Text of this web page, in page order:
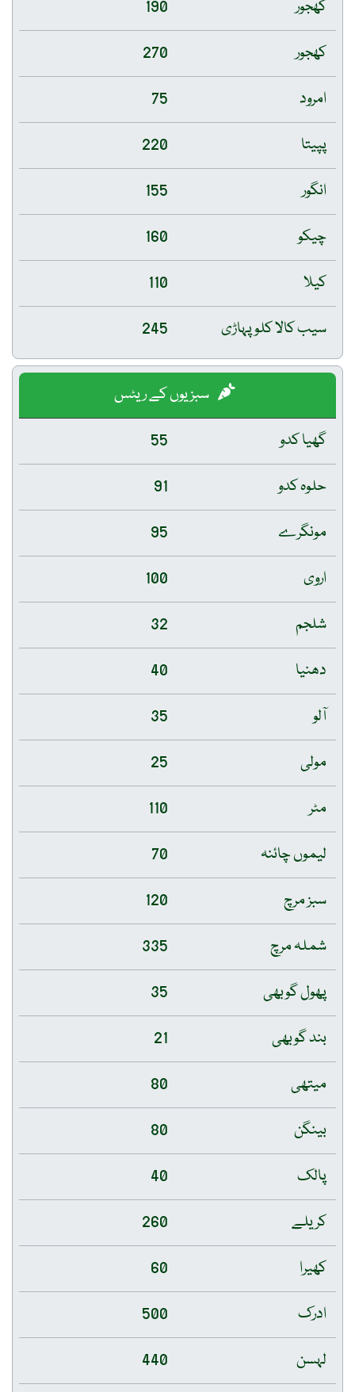
کھجور
190
کھجور
270
امرود
75
پپیتا
220
انگور
155
چیکو
160
کیلا
110
سیب کالا کلو پہاڑی
245
سبزیوں کے ریٹس
گھیا کدو
55
حلوہ کدو
91
مونگرے
95
اروی
100
شلجم
32
دھنیا
40
آلو
35
مولی
25
مٹر
110
لیموں چائنہ
70
سبز مرچ
120
شملہ مرچ
335
پھول گوبھی
35
بند گوبھی
21
میتھی
80
بینگن
80
پالک
40
کریلے
260
کھیرا
60
ادرک
500
لہسن
440